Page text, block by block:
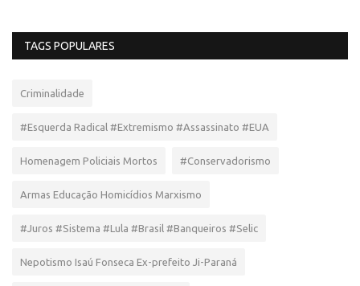
TAGS POPULARES
Criminalidade
#Esquerda Radical #Extremismo #Assassinato #EUA
Homenagem Policiais Mortos #Conservadorismo
Armas Educação Homicídios Marxismo
#Juros #Sistema #Lula #Brasil #Banqueiros #Selic
Nepotismo Isaú Fonseca Ex-prefeito Ji-Paraná